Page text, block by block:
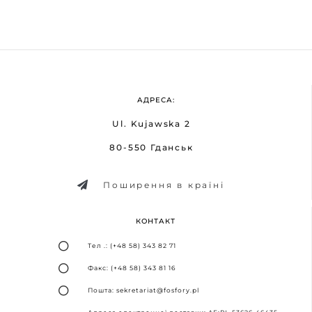
АДРЕСА:
Ul. Kujawska 2
80-550 Гданськ
Поширення в країні
КОНТАКТ
Тел .: (+48 58) 343 82 71
Факс: (+48 58) 343 81 16
Пошта: sekretariat@fosfory.pl